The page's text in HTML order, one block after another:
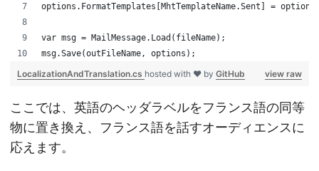
options.FormatTemplates[MhtTemplateName.Sent] =
var msg = MailMessage.Load(fileName);
msg.Save(outFileName, options);
view raw
LocalizationAndTranslation.cs hosted with ❤ by GitHub
ここでは、英語のヘッダラベルをフランス語の同等
物に置き換え、フランス語を話すオーディエンスに
応えます。